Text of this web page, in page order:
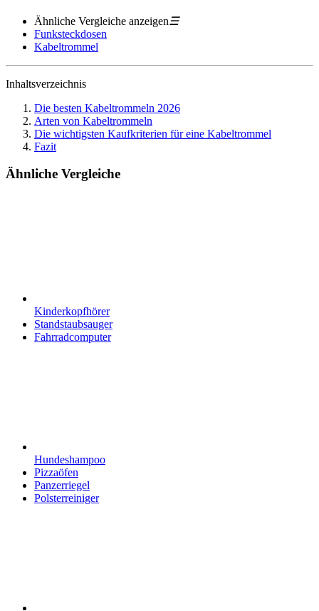
Ähnliche Vergleiche anzeigen☰
Funksteckdosen
Kabeltrommel
Inhaltsverzeichnis
Die besten Kabeltrommeln 2026
Arten von Kabeltrommeln
Die wichtigsten Kaufkriterien für eine Kabeltrommel
Fazit
Ähnliche Vergleiche
Kinderkopfhörer
Standstaubsauger
Fahrradcomputer
Hundeshampoo
Pizzaöfen
Panzerriegel
Polsterreiniger